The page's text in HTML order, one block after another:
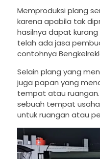
Memproduksi plang
karena apabila tak
hasilnya dapat kurang
telah ada jasa
contohnya
Selain plang yang
juga papan yang
tempat atau
sebuah tempat
untuk ruangan atau